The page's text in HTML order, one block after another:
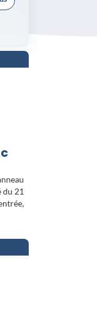
du 21